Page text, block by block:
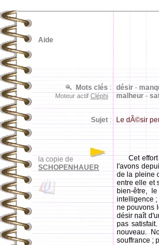
la copie de
SCHOPENHAUER
désir -
malheur -
Mots clés :
Moteur actif Cléphi
Sujet : Le dÃ©sir
Aide
Cet
l'avons
de la pleine
entre elle et
bien-être,
intelligence ;
ne pouvons
désir naît
pas
nouveau.
souffrance ;